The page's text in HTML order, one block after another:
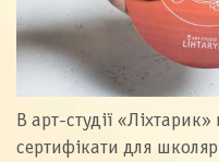
В арт-студії
сертифікати для